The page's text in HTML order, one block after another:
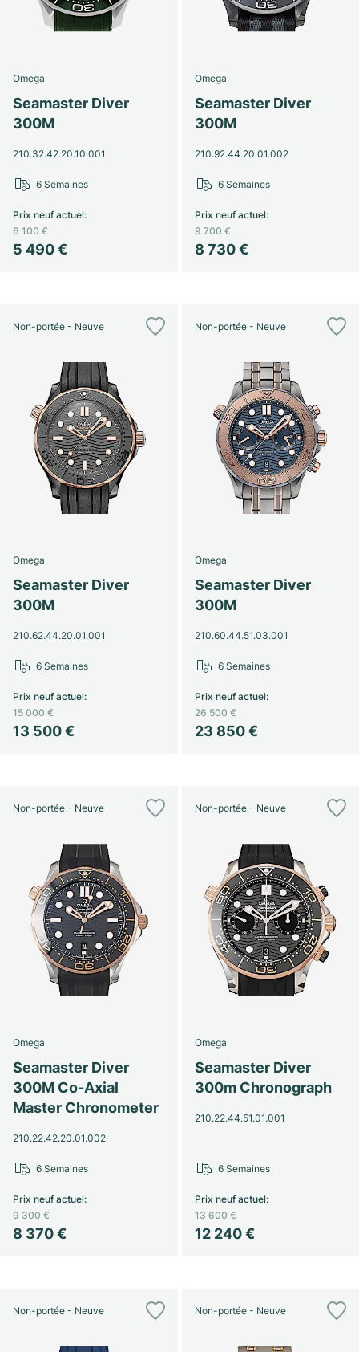
Omega
Seamaster Diver
300M
210.32.42.20.10.001
5 490 €
Prix neuf actuel:
6 100 €
6 Semaines
Omega
Seamaster Diver
300M
210.92.44.20.01.002
8 730 €
Prix neuf actuel:
9 700 €
6 Semaines
Non-portée - Neuve
Omega
Seamaster Diver
300M
210.62.44.20.01.001
13 500 €
Prix neuf actuel:
15 000 €
6 Semaines
Non-portée - Neuve
Omega
Seamaster Diver
300M
210.60.44.51.03.001
23 850 €
Prix neuf actuel:
26 500 €
6 Semaines
Non-portée - Neuve
Omega
Seamaster Diver
300M Co-Axial
Master Chronometer
210.22.42.20.01.002
8 370 €
Prix neuf actuel:
9 300 €
6 Semaines
Non-portée - Neuve
Omega
Seamaster Diver
300m Chronograph
210.22.44.51.01.001
12 240 €
Prix neuf actuel:
13 600 €
6 Semaines
Non-portée - Neuve Non-portée - Neuve